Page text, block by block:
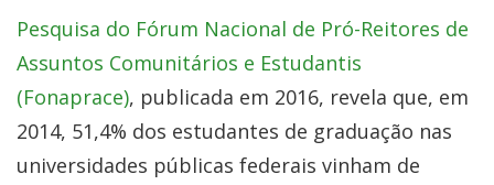
Pesquisa do Fórum Nacional de Pró-Reitores de
Assuntos Comunitários e Estudantis
(Fonaprace), publicada em 2016, revela que, em
2014, 51,4% dos estudantes de graduação nas
universidades públicas federais vinham de